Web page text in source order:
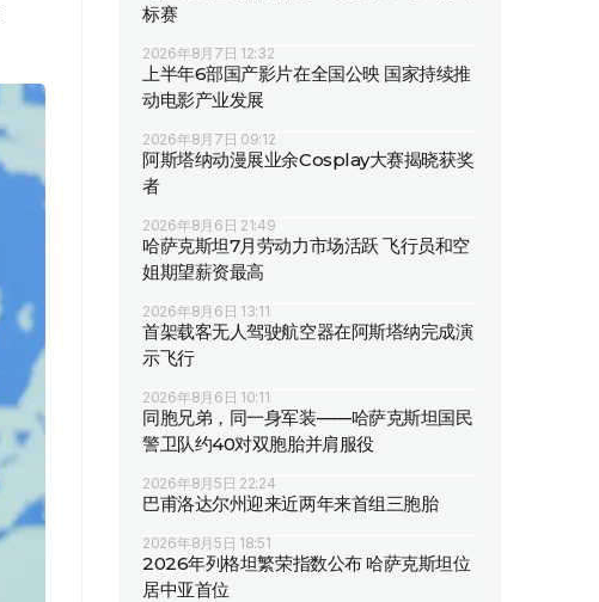
标赛
2026年8月7日 12:32
上半年6部国产影片在全国公映 国家持续推
动电影产业发展
2026年8月7日 09:12
阿斯塔纳动漫展业余Cosplay大赛揭晓获奖
者
2026年8月6日 21:49
哈萨克斯坦7月劳动力市场活跃 飞行员和空
姐期望薪资最高
2026年8月6日 13:11
首架载客无人驾驶航空器在阿斯塔纳完成演
示飞行
2026年8月6日 10:11
同胞兄弟，同一身军装——哈萨克斯坦国民
警卫队约40对双胞胎并肩服役
2026年8月5日 22:24
巴甫洛达尔州迎来近两年来首组三胞胎
2026年8月5日 18:51
2026年列格坦繁荣指数公布 哈萨克斯坦位
居中亚首位